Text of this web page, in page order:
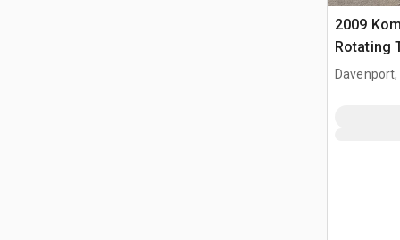
2009
Rotating
Davenport,